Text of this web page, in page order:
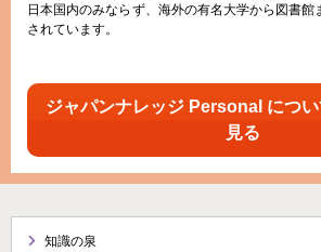
日本国内のみならず、海外の有名大学から図書館
されています。
ジャパンナレッジ Personal につい
見る
知識の泉